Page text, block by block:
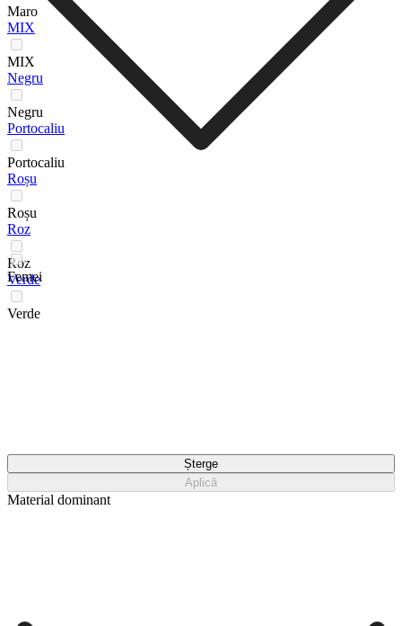
Maro
MIX
MIX
Negru
Negru
Portocaliu
Portocaliu
Roșu
Roșu
Roz
Roz
Verde
Verde
Femei
Șterge
Aplică
Material dominant